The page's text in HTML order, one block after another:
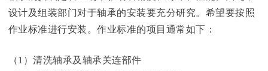
设计及组装部门对于轴承的安装要充分研究。希望要按照
作业标准进行安装。作业标准的项目通常如下：
（1 ）清洗轴承及轴承关连部件